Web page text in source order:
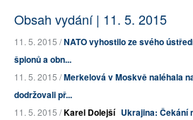
Obsah vydání | 11. 5. 2015
11. 5. 2015 /NATO vyhostilo ze svého
špionů a obn...
11. 5. 2015 /Merkelová v Moskvě naléhala
dodržovali př...
11. 5. 2015 /Karel Dolejší Ukrajina: Čekání